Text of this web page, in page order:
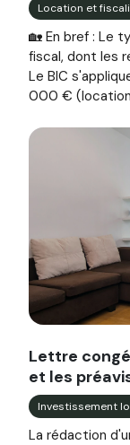
Location et
🏡 En bref : Le
fiscal, dont les
Le BIC
000 €
Image
Lettre
et les
Investissement
La rédaction